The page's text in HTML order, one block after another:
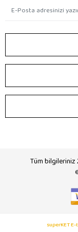
Tüm bilgileriniz
superKET